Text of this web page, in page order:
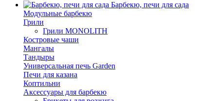
Барбекю, печи для сада
Модульные барбекю
Грили
Грили MONOLITH
Костровые чаши
Мангалы
Тандыры
Универсальная печь Garden
Печи для казана
Коптильни
Аксессуары для барбекю